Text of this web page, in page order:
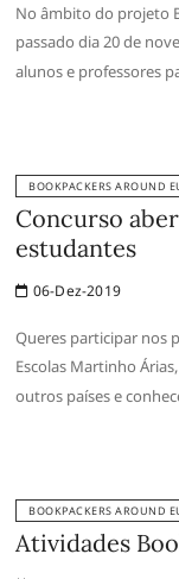
No âmbito do projeto
passado dia 20 de
alunos e professores
BOOKPACKERS AROUND
Concurso
estudantes
06-Dez-2019
Queres participar nos
Escolas Martinho
outros países e
BOOKPACKERS AROUND
Atividades